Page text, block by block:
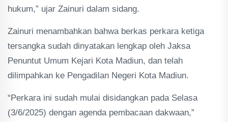
hukum,” ujar Zainuri dalam sidang.
Zainuri menambahkan bahwa berkas perkara ketiga
tersangka sudah dinyatakan lengkap oleh Jaksa
Penuntut Umum Kejari Kota Madiun, dan telah
dilimpahkan ke Pengadilan Negeri Kota Madiun.
“Perkara ini sudah mulai disidangkan pada Selasa
(3/6/2025) dengan agenda pembacaan dakwaan,”